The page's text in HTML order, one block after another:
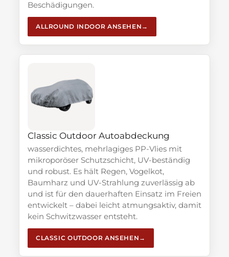
Beschädigungen.
ALLROUND INDOOR ANSEHEN
Classic Outdoor Autoabdeckung
wasserdichtes, mehrlagiges PP-Vlies mit
mikroporöser Schutzschicht, UV-beständig
und robust. Es hält Regen, Vogelkot,
Baumharz und UV-Strahlung zuverlässig ab
und ist für den dauerhaften Einsatz im Freien
entwickelt – dabei leicht atmungsaktiv, damit
kein Schwitzwasser entsteht.
CLASSIC OUTDOOR ANSEHEN